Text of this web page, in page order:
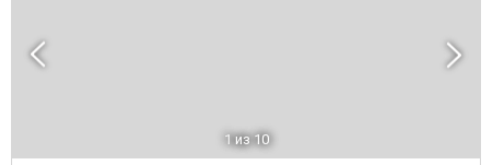
1 из 10